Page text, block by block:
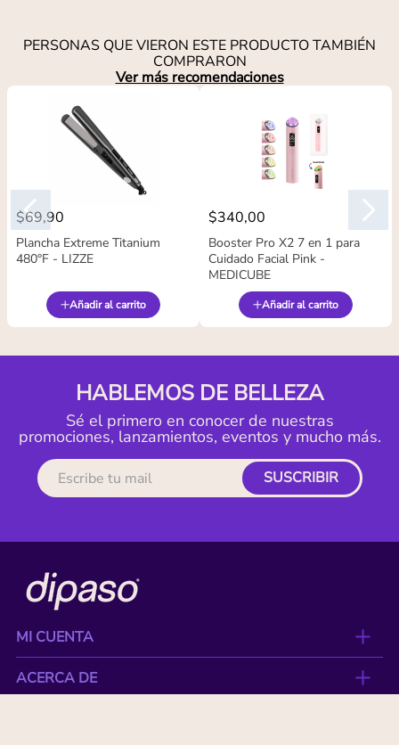
PERSONAS QUE VIERON ESTE PRODUCTO TAMBIÉN
COMPRARON
Ver más recomendaciones
$69,90
Plancha Extreme Titanium
480°F - LIZZE
Añadir al carrito
$340,00
Booster Pro X2 7 en 1 para
Cuidado Facial Pink -
MEDICUBE
Añadir al carrito
HABLEMOS DE BELLEZA
Sé el primero en conocer de nuestras
promociones, lanzamientos, eventos y mucho más.
SUSCRIBIR
MI CUENTA
ACERCA DE